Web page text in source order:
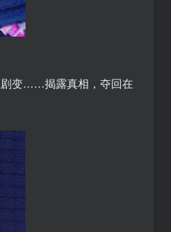
剧变……揭露真相，夺回在